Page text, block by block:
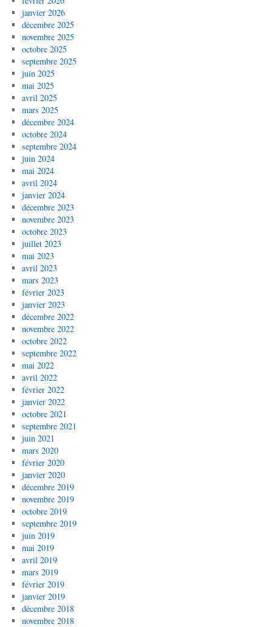
janvier 2026
décembre 2025
novembre 2025
octobre 2025
septembre 2025
juin 2025
mai 2025
avril 2025
mars 2025
décembre 2024
octobre 2024
septembre 2024
juin 2024
mai 2024
avril 2024
janvier 2024
décembre 2023
novembre 2023
octobre 2023
juillet 2023
mai 2023
avril 2023
mars 2023
février 2023
janvier 2023
décembre 2022
novembre 2022
octobre 2022
septembre 2022
mai 2022
avril 2022
février 2022
janvier 2022
octobre 2021
septembre 2021
juin 2021
mars 2020
février 2020
janvier 2020
décembre 2019
novembre 2019
octobre 2019
septembre 2019
juin 2019
mai 2019
avril 2019
mars 2019
février 2019
janvier 2019
décembre 2018
novembre 2018